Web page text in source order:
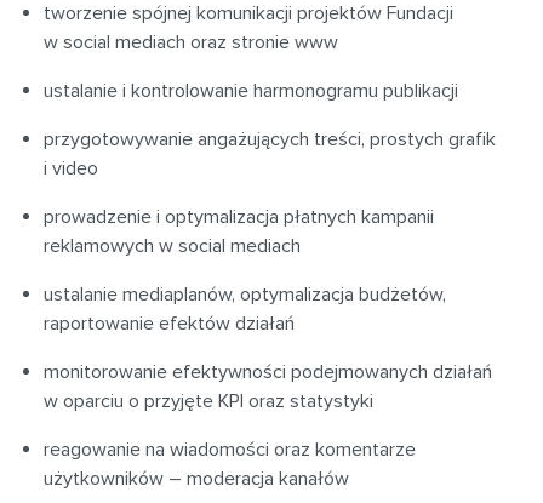
tworzenie spójnej komunikacji projektów Fundacji
w social mediach oraz stronie www
ustalanie i kontrolowanie harmonogramu publikacji
przygotowywanie angażujących treści, prostych grafik
i video
prowadzenie i optymalizacja płatnych kampanii
reklamowych w social mediach
ustalanie mediaplanów, optymalizacja budżetów,
raportowanie efektów działań
monitorowanie efektywności podejmowanych działań
w oparciu o przyjęte KPI oraz statystyki
reagowanie na wiadomości oraz komentarze
użytkowników – moderacja kanałów